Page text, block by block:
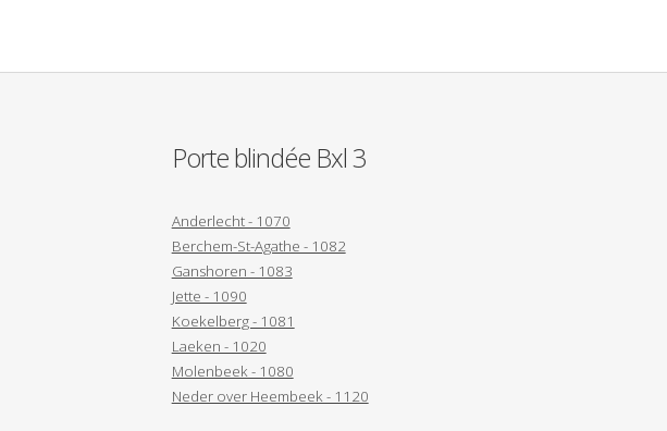
Porte blindée Bxl 3
Anderlecht - 1070
Berchem-St-Agathe - 1082
Ganshoren - 1083
Jette - 1090
Koekelberg - 1081
Laeken - 1020
Molenbeek - 1080
Neder over Heembeek - 1120